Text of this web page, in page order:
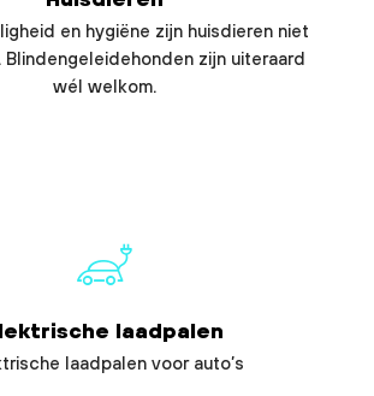
en hygiëne zijn huisdieren niet
zijn uiteraard
wél welkom.
laadpalen
laadpalen voor auto’s